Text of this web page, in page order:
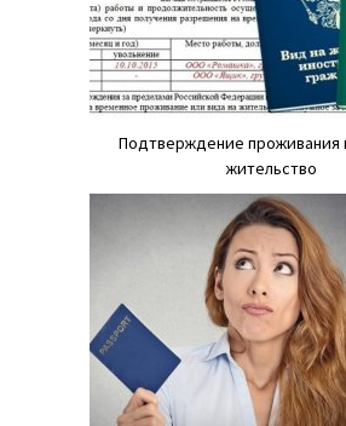
Подтверждение проживания
жительство